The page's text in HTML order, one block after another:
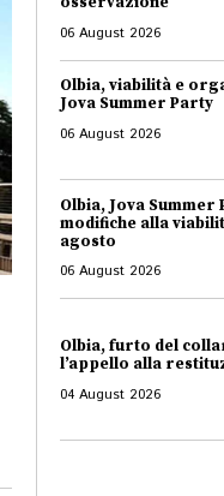
06 August 2026
Olbia, viabilità e
Jova Summer Party
06 August 2026
Olbia, Jova Summer
modifiche alla
agosto
06 August 2026
Olbia, furto del
l’appello alla
04 August 2026